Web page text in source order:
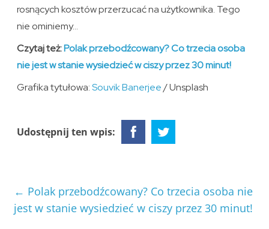
rosnących kosztów przerzucać na użytkownika. Tego
nie ominiemy…
Czytaj też:Polak przebodźcowany? Co trzecia osoba
nie jest w stanie wysiedzieć w ciszy przez 30 minut!
Grafika tytułowa:Souvik Banerjee/ Unsplash
Udostępnij ten wpis:
← Polak przebodźcowany? Co trzecia osoba nie
jest w stanie wysiedzieć w ciszy przez 30 minut!